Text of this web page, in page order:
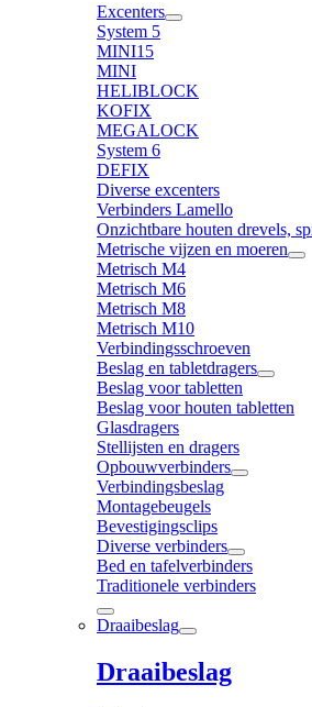
Excenters
System 5
MINI15
MINI
HELIBLOCK
KOFIX
MEGALOCK
System 6
DEFIX
Diverse excenters
Verbinders Lamello
Onzichtbare houten drevels,
Metrische vijzen en moeren
Metrisch M4
Metrisch M6
Metrisch M8
Metrisch M10
Verbindingsschroeven
Beslag en tabletdragers
Beslag voor tabletten
Beslag voor houten tabletten
Glasdragers
Stellijsten en dragers
Opbouwverbinders
Verbindingsbeslag
Montagebeugels
Bevestigingsclips
Diverse verbinders
Bed en tafelverbinders
Traditionele verbinders
Draaibeslag
Draaibeslag